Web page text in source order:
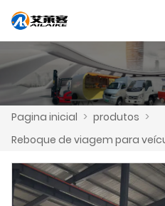
Pagina inicial > produtos >
Reboque de viagem para